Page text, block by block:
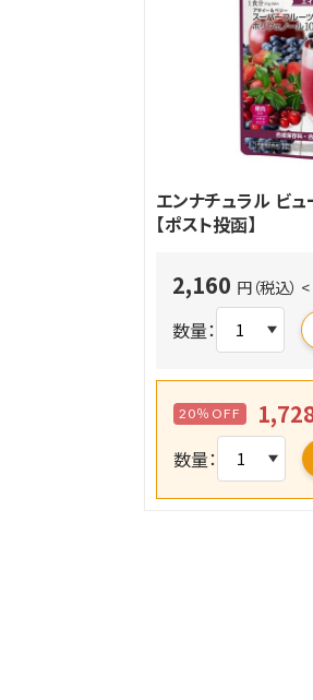
エンナチュラル ビ
【ポスト投函】
2,160 円（税込）
数量：
20％OFF
数量：